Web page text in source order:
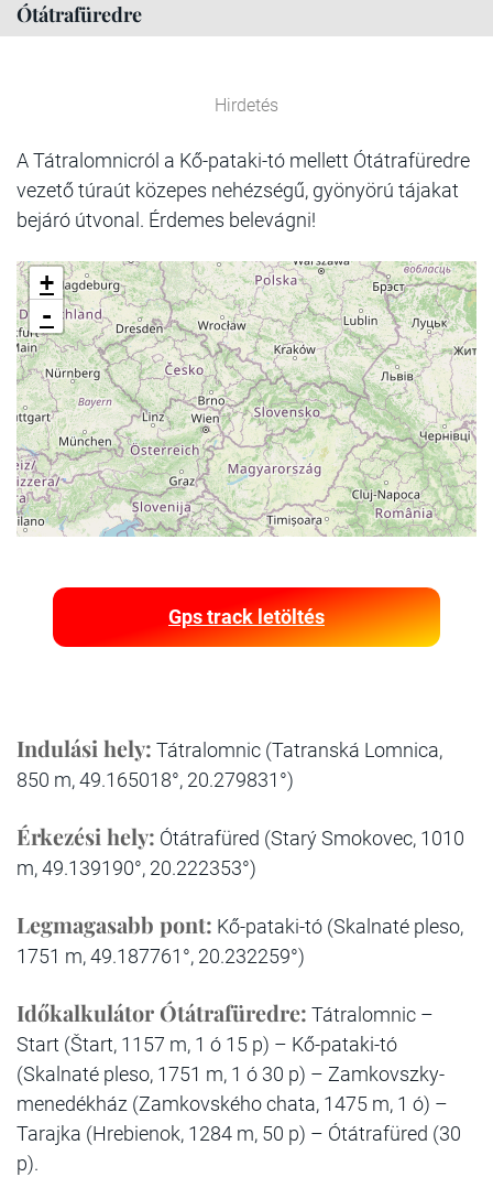
Ótátrafüredre
Hirdetés
A Tátralomnicról a Kő-pataki-tó mellett Ótátrafüredre
vezető túraút közepes nehézségű, gyönyörú tájakat
bejáró útvonal. Érdemes belevágni!
+
-
Gps track letöltés
Indulási hely: Tátralomnic (Tatranská Lomnica,
850 m, 49.165018°, 20.279831°)
Érkezési hely: Ótátrafüred (Starý Smokovec, 1010
m, 49.139190°, 20.222353°)
Legmagasabb pont: Kő-pataki-tó (Skalnaté pleso,
1751 m, 49.187761°, 20.232259°)
Időkalkulátor Ótátrafüredre: Tátralomnic –
Start (Štart, 1157 m, 1 ó 15 p) – Kő-pataki-tó
(Skalnaté pleso, 1751 m, 1 ó 30 p) – Zamkovszky-
menedékház (Zamkovského chata, 1475 m, 1 ó) –
Tarajka (Hrebienok, 1284 m, 50 p) – Ótátrafüred (30
p).